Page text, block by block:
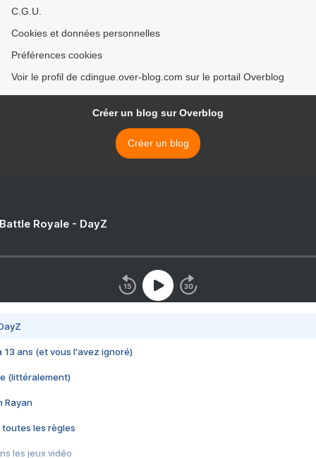
C.G.U.
Cookies et données personnelles
Préférences cookies
Voir le profil de cdingue.over-blog.com sur le portail Overblog
Créer un blog sur Overblog
Créer un blog
Royale - DayZ
13 ans (et vous l'avez ignoré)
(littéralement)
Rayan
toutes les règles
les jeux vidéo